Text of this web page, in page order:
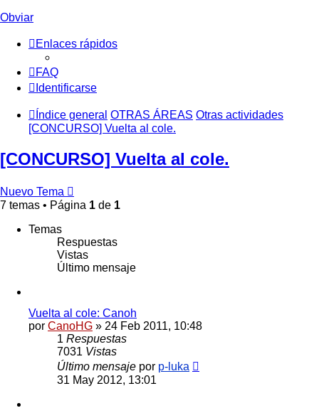
Obviar
Enlaces rápidos
FAQ
Identificarse
Índice general OTRAS ÁREAS Otras actividades
[CONCURSO] Vuelta al cole.
[CONCURSO] Vuelta al cole.
Nuevo Tema
7 temas • Página 1 de 1
Temas
Respuestas
Vistas
Último mensaje
Vuelta al cole: Canoh
por CanoHG » 24 Feb 2011, 10:48
1 Respuestas
7031 Vistas
Último mensaje por p-luka
31 May 2012, 13:01